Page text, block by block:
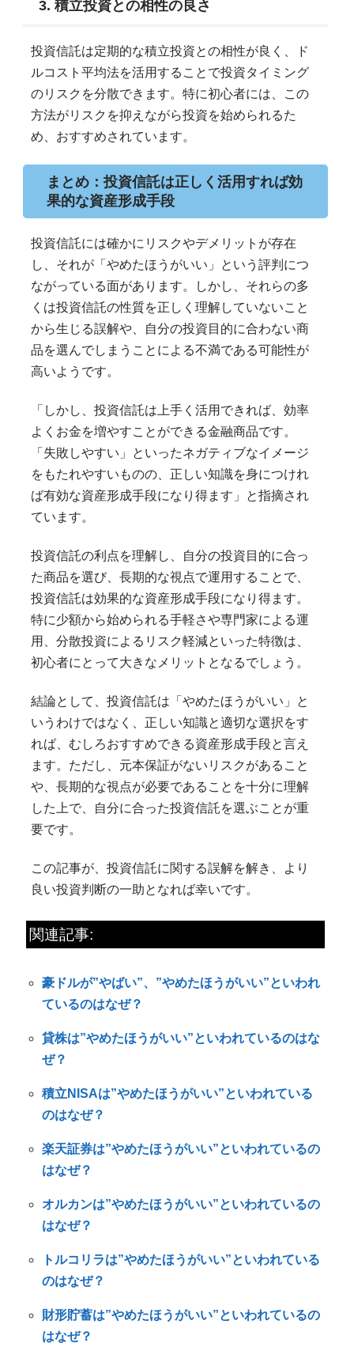
3. 積立投資との相性の良さ
投資信託は定期的な積立投資との相性が良く、ド
ルコスト平均法を活用することで投資タイミング
のリスクを分散できます。特に初心者には、この
方法がリスクを抑えながら投資を始められるた
め、おすすめされています。
まとめ：投資信託は正しく活用すれば効
果的な資産形成手段
投資信託には確かにリスクやデメリットが存在
し、それが「やめたほうがいい」という評判につ
ながっている面があります。しかし、それらの多
くは投資信託の性質を正しく理解していないこと
から生じる誤解や、自分の投資目的に合わない商
品を選んでしまうことによる不満である可能性が
高いようです。
「しかし、投資信託は上手く活用できれば、効率
よくお金を増やすことができる金融商品です。
「失敗しやすい」といったネガティブなイメージ
をもたれやすいものの、正しい知識を身につけれ
ば有効な資産形成手段になり得ます」と指摘され
ています。
投資信託の利点を理解し、自分の投資目的に合っ
た商品を選び、長期的な視点で運用することで、
投資信託は効果的な資産形成手段になり得ます。
特に少額から始められる手軽さや専門家による運
用、分散投資によるリスク軽減といった特徴は、
初心者にとって大きなメリットとなるでしょう。
結論として、投資信託は「やめたほうがいい」と
いうわけではなく、正しい知識と適切な選択をす
れば、むしろおすすめできる資産形成手段と言え
ます。ただし、元本保証がないリスクがあること
や、長期的な視点が必要であることを十分に理解
した上で、自分に合った投資信託を選ぶことが重
要です。
この記事が、投資信託に関する誤解を解き、より
良い投資判断の一助となれば幸いです。
関連記事:
豪ドルが”やばい”、”やめたほうがいい”といわれ
ているのはなぜ？
貸株は”やめたほうがいい”といわれているのはな
ぜ？
積立NISAは”やめたほうがいい”といわれている
のはなぜ？
楽天証券は”やめたほうがいい”といわれているの
はなぜ？
オルカンは”やめたほうがいい”といわれているの
はなぜ？
トルコリラは”やめたほうがいい”といわれている
のはなぜ？
財形貯蓄は”やめたほうがいい”といわれているの
はなぜ？